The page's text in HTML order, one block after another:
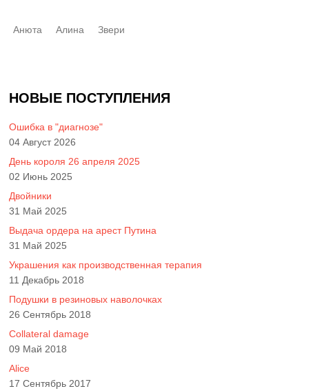
Анюта Алинa Звери
НОВЫЕ ПОСТУПЛЕНИЯ
Ошибка в "диагнозе"
04 Август 2026
День короля 26 апреля 2025
02 Июнь 2025
Двойники
31 Май 2025
Выдача ордера на арест Путина
31 Май 2025
Украшения как производственная терапия
11 Декабрь 2018
Подушки в резиновых наволочках
26 Сентябрь 2018
Collateral damage
09 Май 2018
Alice
17 Сентябрь 2017